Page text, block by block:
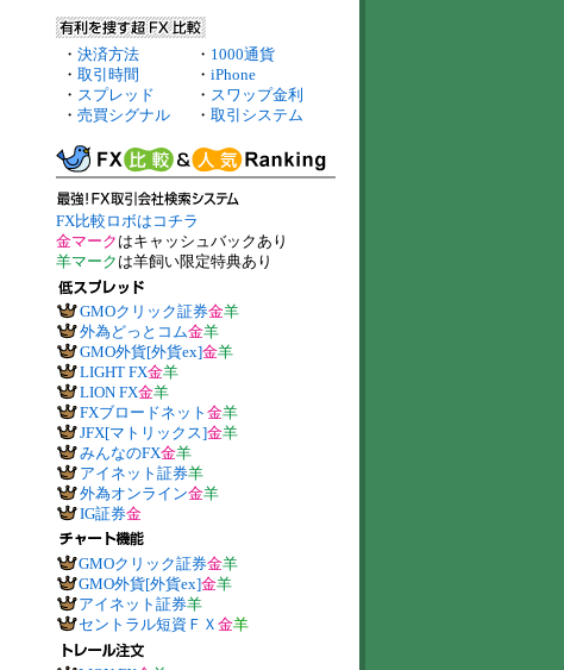
・ 決済方法 ・ 1000通貨
・ 取引時間 ・ iPhone
・ スプレッド ・ スワップ金利
・ 売買シグナル ・ 取引システム
FX比較ロボはコチラ
金マーク はキャッシュバックあり
羊マーク は羊飼い限定特典あり
GMOクリック証券金羊
外為どっとコム金羊
GMO外貨[外貨ex]金羊
LIGHT FX金羊
LION FX金羊
FXブロードネット 金羊
JFX[マトリックス]金羊
みんなのFX金羊
アイネット証券羊
外為オンライン金羊
IG証券金
GMOクリック証券金羊
GMO外貨[外貨ex]金羊
アイネット証券羊
セントラル短資ＦＸ 金羊